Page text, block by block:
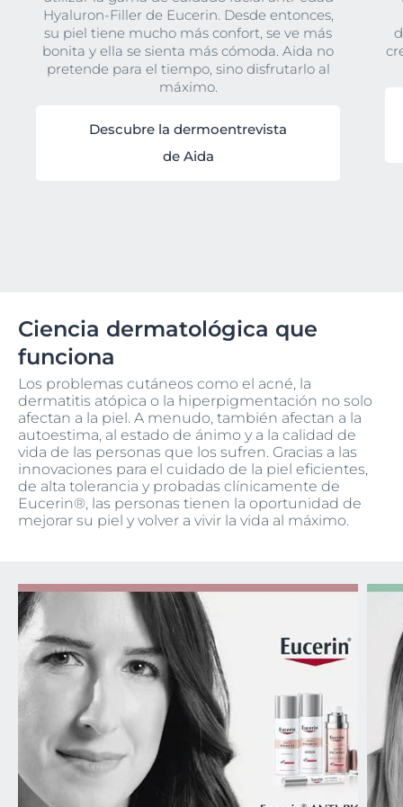
Hyaluron-Filler de Eucerin. Desde entonces,
su piel tiene mucho más confort, se ve más
bonita y ella se sienta más cómoda. Aida no
pretende para el tiempo, sino disfrutarlo al
máximo.
Descubre la dermoentrevista
de Aida
Ciencia dermatológica que
funciona
Los problemas cutáneos como el acné, la
dermatitis atópica o la hiperpigmentación no solo
afectan a la piel. A menudo, también afectan a la
autoestima, al estado de ánimo y a la calidad de
vida de las personas que los sufren. Gracias a las
innovaciones para el cuidado de la piel eficientes,
de alta tolerancia y probadas clínicamente de
Eucerin®, las personas tienen la oportunidad de
mejorar su piel y volver a vivir la vida al máximo.